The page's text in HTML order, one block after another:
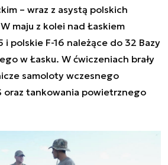
– wraz z asystą polskich
maju z kolei nad Łaskiem
i polskie F-16 należące do 32 Bazy
w Łasku. W ćwiczeniach brały
samoloty wczesnego
oraz tankowania powietrznego